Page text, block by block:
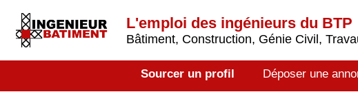
L'emploi des ingénieurs du BTP
Bâtiment, Construction, Génie Civil,
Sourcer un profil Déposer une